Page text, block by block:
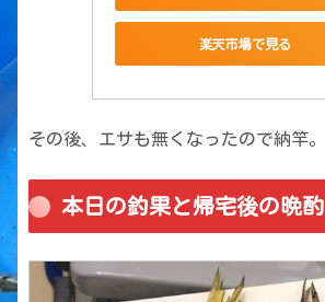
楽天市場で見る
その後、エサも無くなったので納竿。
本日の釣果と帰宅後の晩酌